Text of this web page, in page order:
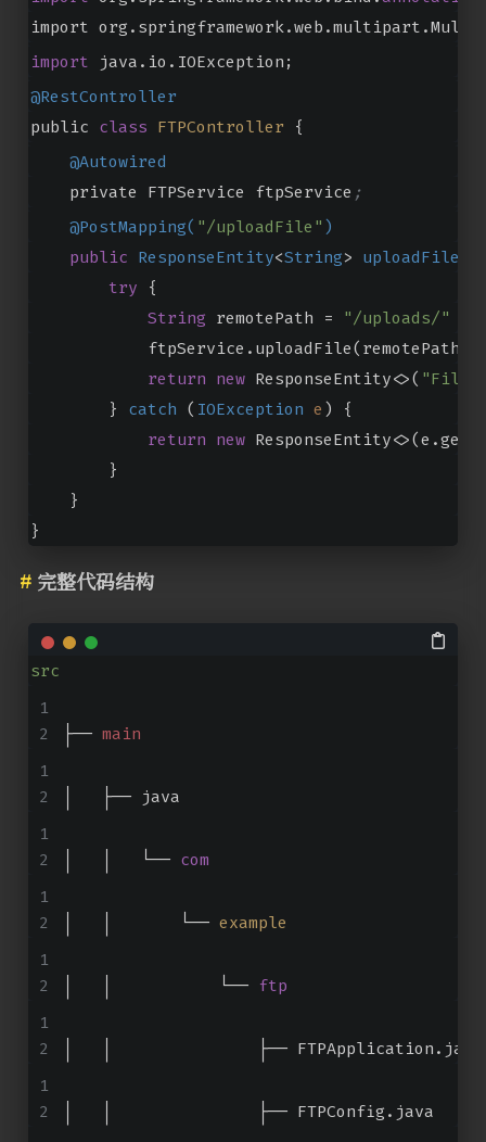
import
import java.io.IOException;
@RestController
public class FTPController {
@Autowired
    private FTPService ftpService
;
@PostMapping( "/uploadFile" )
public ResponseEntity<String> uploadFile
try {
String remotePath = "/uploads/"
            ftpService.uploadFile(remotePath,
return new ResponseEntity<>( "File
        }
catch ( IOException e ) {
return new
        }
    }
}
完整代码结构
src
├── main
│   ├── java
│   │   └── com
│   │       └── example
│   │           └── ftp
│   │               ├── FTPApplication.java
│   │               ├── FTPConfig.java